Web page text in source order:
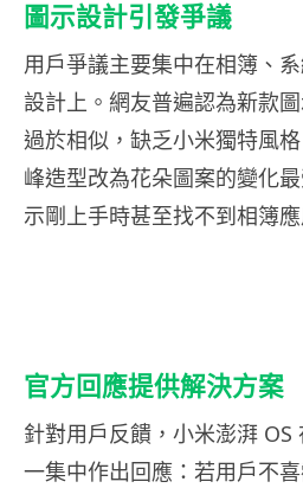
圖示設計引發爭議
用戶爭議主要集中在相簿、
設計上。網友普遍認為新款
過於相似，缺乏小米獨特風
峰造型改為花朵圖案的變化
示剛上手時甚至找不到相簿應
官方回應提供解決方案
針對用戶反饋，小米澎湃
一集中作出回應：若用戶不